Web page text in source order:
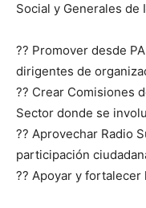
Social y Generales de
?? Promover desde
dirigentes de
?? Crear Comisiones
Sector donde se
?? Aprovechar Radio
participación
?? Apoyar y fortalecer